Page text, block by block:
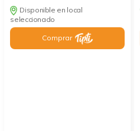
Disponible en local
seleccionado
Comprar